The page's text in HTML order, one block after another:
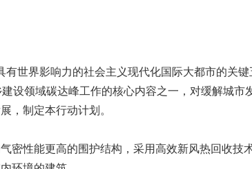
世界影响力的社会主义现代化国际大都市的关
设领域碳达峰工作的核心内容之一，对缓解城
，制定本行动计划。
密性能更高的围护结构，采用高效新风热回收技